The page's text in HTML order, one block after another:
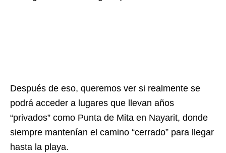
Después de eso, queremos ver si realmente se
podrá acceder a lugares que llevan años
“privados” como Punta de Mita en Nayarit, donde
siempre mantenían el camino “cerrado” para llegar
hasta la playa.